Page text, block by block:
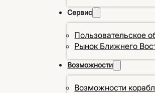
Сервис
Пользовательское
Рынок Ближнего
Возможности
Возможности